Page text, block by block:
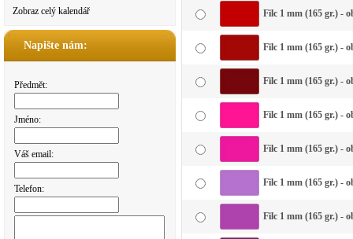
Zobraz celý kalendář
Napište nám:
Předmět:
Jméno:
Váš email:
Telefon:
Filc 1 mm (165 gr.) -
Filc 1 mm (165 gr.) -
Filc 1 mm (165 gr.) -
Filc 1 mm (165 gr.) -
Filc 1 mm (165 gr.) -
Filc 1 mm (165 gr.) -
Filc 1 mm (165 gr.) -